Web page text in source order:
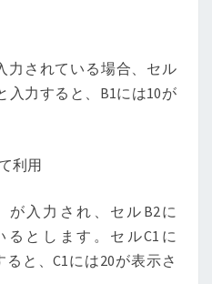
力されている場合、セル
入力すると、B1には10が
利用
が入力され、セルB2に
るとします。セルC1に
ると、C1には20が表示さ